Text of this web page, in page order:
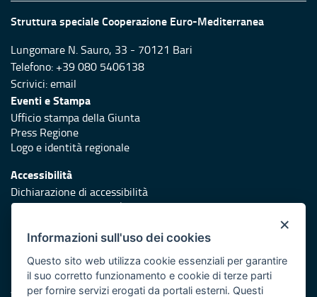
Struttura speciale Cooperazione Euro-Mediterranea
Lungomare N. Sauro, 33 - 70121 Bari
Telefono: +39 080 5406138
Scrivici:email
Eventi e Stampa
Ufficio stampa della Giunta
Press Regione
Logo e identità regionale
Accessibilità
Dichiarazione di accessibilità
Obiettivi di accessibilità
Redazione
Protezione civile
×
Informazioni sull'uso dei cookies
Questo sito web utilizza cookie essenziali per garantire
il suo corretto funzionamento e cookie di terze parti
per fornire servizi erogati da portali esterni. Questi